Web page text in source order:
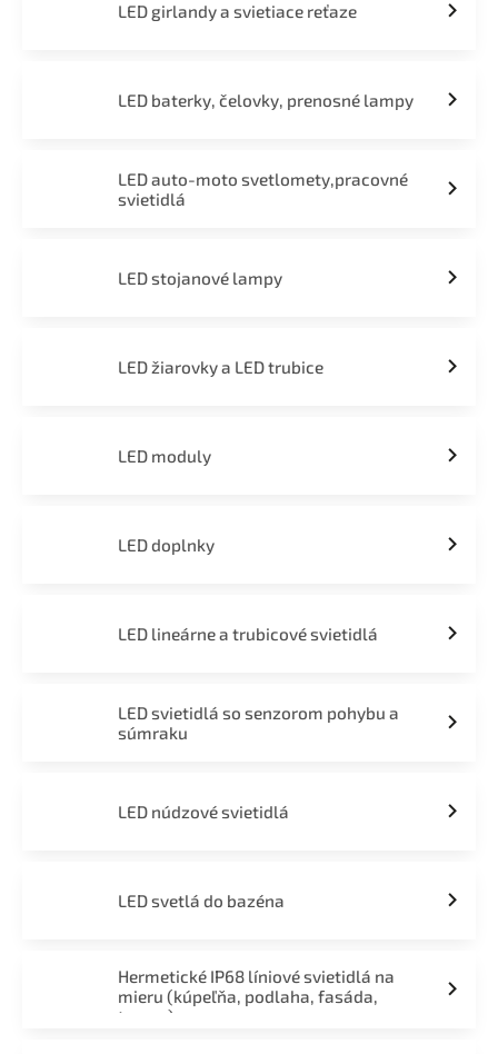
LED girlandy a svietiace reťaze
LED baterky, čelovky, prenosné lampy
LED auto-moto svetlomety,pracovné
svietidlá
LED stojanové lampy
LED žiarovky a LED trubice
LED moduly
LED doplnky
LED lineárne a trubicové svietidlá
LED svietidlá so senzorom pohybu a
súmraku
LED núdzové svietidlá
LED svetlá do bazéna
Hermetické IP68 líniové svietidlá na
mieru (kúpeľňa, podlaha, fasáda,
terasa)